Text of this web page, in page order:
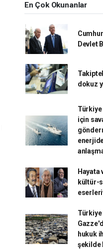
En Çok Okunanlar
Devlet
dokuz
için
Hayata
kültür-
Türkiye
hukuk
şekilde